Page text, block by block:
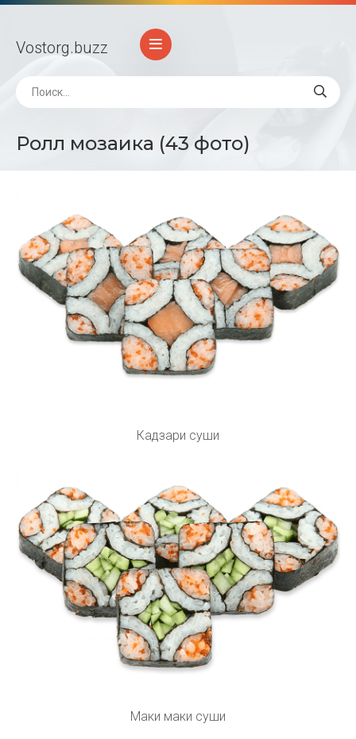
Vostorg.buzz
Ролл мозаика (43 фото)
Кадзари суши
Маки маки суши